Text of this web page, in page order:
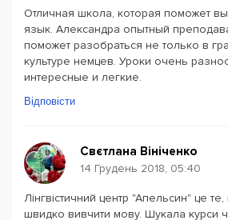
Отличная школа, которая поможет
язык. Александра опытный
поможет разобраться не только в
культуре немцев. Уроки очень
интересные и легкие.
Відповісти
Свєтлана Вініченко
14 Грудень 2018, 05:40
Лінгвістичний центр "Апельсин" це
швидко вивчити мову. Шукала курси